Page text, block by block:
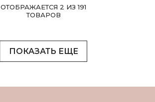
ОТОБРАЖАЕТСЯ 2 ИЗ 191
ТОВАРОВ
ПОКАЗАТЬ ЕЩЕ